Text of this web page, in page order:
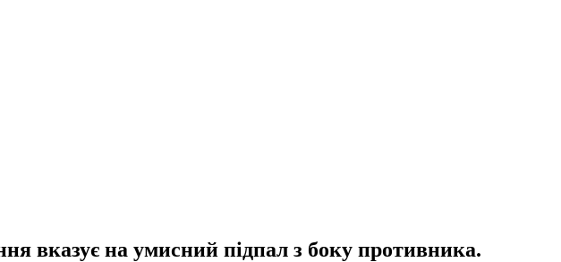
вказує на умисний підпал з боку противника.